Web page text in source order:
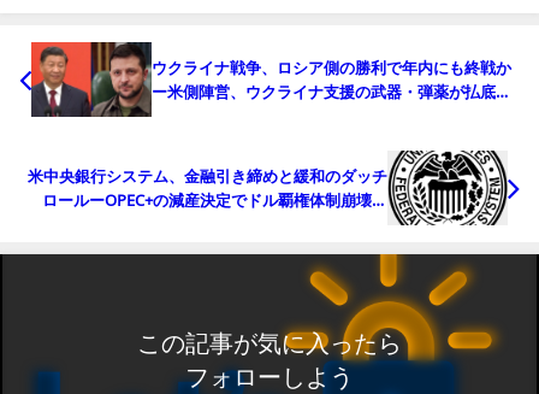
ウクライナ戦争、ロシア側の勝利で年内にも終戦か
ー米側陣営、ウクライナ支援の武器・弾薬が払底・
米中央銀行システム、金融引き締めと緩和のダッチ
ロールーOPEC+の減産決定でドル覇権体制崩壊か
この記事が気に入ったら
フォローしよう